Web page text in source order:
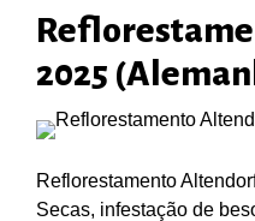
2025
Reflorestamento
Secas, infestação de